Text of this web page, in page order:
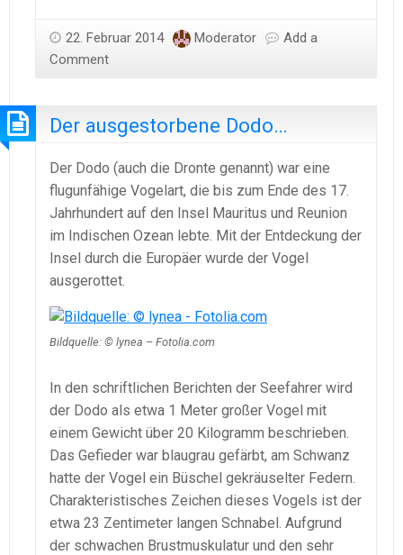
22. Februar 2014 Moderator
Add a
Comment
Der ausgestorbene Dodo…
Der Dodo (auch die Dronte genannt) war eine
flugunfähige Vogelart, die bis zum Ende des 17.
Jahrhundert auf den Insel Mauritus und Reunion
im Indischen Ozean lebte. Mit der Entdeckung der
Insel durch die Europäer wurde der Vogel
ausgerottet.
Bildquelle: © lynea – Fotolia.com
In den schriftlichen Berichten der Seefahrer wird
der Dodo als etwa 1 Meter großer Vogel mit
einem Gewicht über 20 Kilogramm beschrieben.
Das Gefieder war blaugrau gefärbt, am Schwanz
hatte der Vogel ein Büschel gekräuselter Federn.
Charakteristisches Zeichen dieses Vogels ist der
etwa 23 Zentimeter langen Schnabel. Aufgrund
der schwachen Brustmuskulatur und den sehr